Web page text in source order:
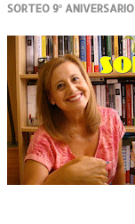
SORTEO 9º ANIVERSARIO